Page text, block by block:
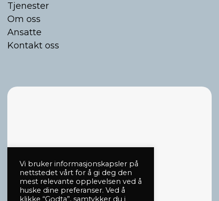
Tjenester
Om oss
Ansatte
Kontakt oss
Vi bruker informasjonskapsler på
nettstedet vårt for å gi deg den
mest relevante opplevelsen ved å
huske dine preferanser. Ved å
klikke “Godta”, samtykker du i